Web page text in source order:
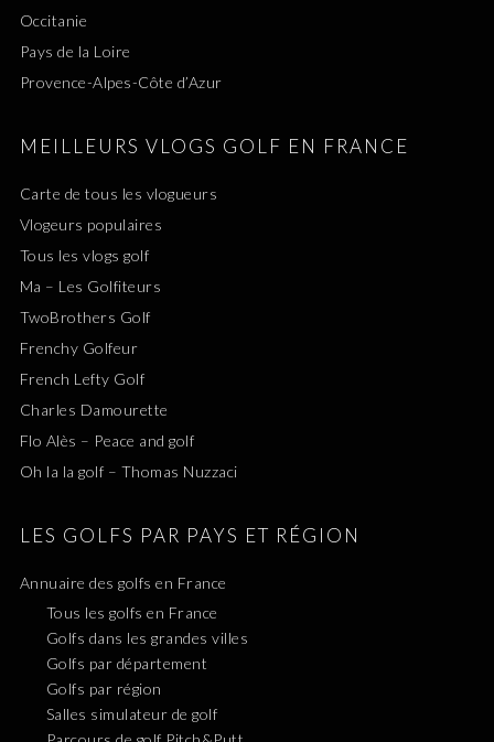
Occitanie
Pays de la Loire
Provence-Alpes-Côte d’Azur
MEILLEURS VLOGS GOLF EN FRANCE
Carte de tous les vlogueurs
Vlogeurs populaires
Tous les vlogs golf
Ma – Les Golfiteurs
TwoBrothers Golf
Frenchy Golfeur
French Lefty Golf
Charles Damourette
Flo Alès – Peace and golf
Oh la la golf – Thomas Nuzzaci
LES GOLFS PAR PAYS ET RÉGION
Annuaire des golfs en France
Tous les golfs en France
Golfs dans les grandes villes
Golfs par département
Golfs par région
Salles simulateur de golf